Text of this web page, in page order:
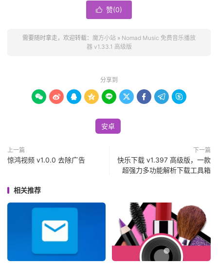
 赞(0)
需要随时拿走，欢迎转载： 魔方小站 » Nomad Music 免费音乐播放
器 v1.33.1 高级版
分享到
        
安卓
上一篇
惊鸿视频 v1.0.0 去除广告
下一篇
快乐下载 v1.397 高级版，一款
超强力多功能解析下载工具箱
相关推荐